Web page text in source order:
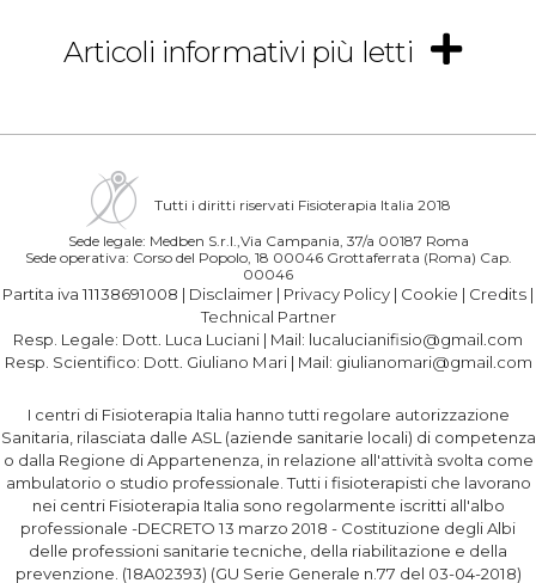
Articoli informativi più letti
Tutti i diritti riservati Fisioterapia Italia 2018
Sede legale: Medben S.r.l.,Via Campania, 37/a 00187 Roma
Sede operativa: Corso del Popolo, 18 00046 Grottaferrata (Roma) Cap.
00046
Partita iva 11138691008 | Disclaimer | Privacy Policy | Cookie | Credits |
Technical Partner
Resp. Legale: Dott. Luca Luciani | Mail: lucalucianifisio@gmail.com
Resp. Scientifico: Dott. Giuliano Mari| Mail: giulianomari@gmail.com
I centri di Fisioterapia Italia hanno tutti regolare autorizzazione
Sanitaria, rilasciata dalle ASL (aziende sanitarie locali) di competenza
o dalla Regione di Appartenenza, in relazione all'attività svolta come
ambulatorio o studio professionale. Tutti i fisioterapisti che lavorano
nei centri Fisioterapia Italia sono regolarmente iscritti all'albo
professionale -DECRETO 13 marzo 2018 - Costituzione degli Albi
delle professioni sanitarie tecniche, della riabilitazione e della
prevenzione. (18A02393) (GU Serie Generale n.77 del 03-04-2018)